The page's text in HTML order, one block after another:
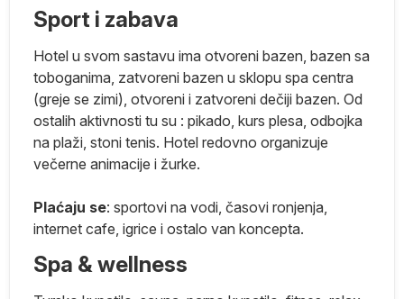
Sport i zabava
Hotel u svom sastavu ima otvoreni bazen, bazen sa
toboganima, zatvoreni bazen u sklopu spa centra
(greje se zimi), otvoreni i zatvoreni dečiji bazen. Od
ostalih aktivnosti tu su : pikado, kurs plesa, odbojka
na plaži, stoni tenis. Hotel redovno organizuje
večerne animacije i žurke.
Plaćaju se: sportovi na vodi, časovi ronjenja,
internet cafe, igrice i ostalo van koncepta.
Spa & wellness